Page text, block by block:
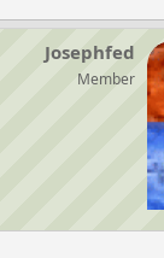
Josephfed
Member